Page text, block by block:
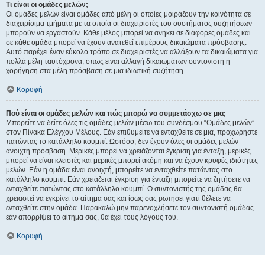
Τι είναι οι ομάδες μελών;
Οι ομάδες μελών είναι ομάδες από μέλη οι οποίες μοιράζουν την κοινότητα σε
διαχειρίσιμα τμήματα με τα οποία οι διαχειριστές του συστήματος συζητήσεων
μπορούν να εργαστούν. Κάθε μέλος μπορεί να ανήκει σε διάφορες ομάδες και
σε κάθε ομάδα μπορεί να έχουν ανατεθεί επιμέρους δικαιώματα πρόσβασης.
Αυτό παρέχει έναν εύκολο τρόπο σε διαχειριστές να αλλάξουν τα δικαιώματα για
πολλά μέλη ταυτόχρονα, όπως είναι αλλαγή δικαιωμάτων συντονιστή ή
χορήγηση στα μέλη πρόσβαση σε μια ιδιωτική συζήτηση.
Κορυφή
Πού είναι οι ομάδες μελών και πώς μπορώ να συμμετάσχω σε μια;
Μπορείτε να δείτε όλες τις ομάδες μελών μέσω του συνδέσμου “Ομάδες μελών”
στον Πίνακα Ελέγχου Μέλους. Εάν επιθυμείτε να ενταχθείτε σε μια, προχωρήστε
πατώντας το κατάλληλο κουμπί. Ωστόσο, δεν έχουν όλες οι ομάδες μελών
ανοιχτή πρόσβαση. Μερικές μπορεί να χρειάζονται έγκριση για ένταξη, μερικές
μπορεί να είναι κλειστές και μερικές μπορεί ακόμη και να έχουν κρυφές ιδιότητες
μελών. Εάν η ομάδα είναι ανοιχτή, μπορείτε να ενταχθείτε πατώντας στο
κατάλληλο κουμπί. Εάν χρειάζεται έγκριση για ένταξη μπορείτε να ζητήσετε να
ενταχθείτε πατώντας στο κατάλληλο κουμπί. Ο συντονιστής της ομάδας θα
χρειαστεί να εγκρίνει το αίτημα σας και ίσως σας ρωτήσει γιατί θέλετε να
ενταχθείτε στην ομάδα. Παρακαλώ μην παρενοχλήσετε τον συντονιστή ομάδας
εάν απορρίψει το αίτημα σας, θα έχει τους λόγους του.
Κορυφή